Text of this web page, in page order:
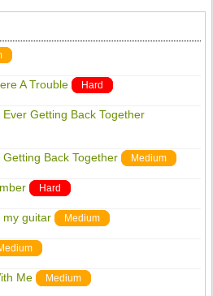
A Trouble Hard
Getting Back Together
Back Together Medium
Hard
my guitar Medium
Me Medium